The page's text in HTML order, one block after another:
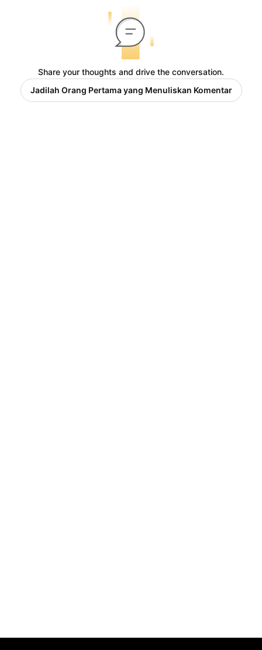
Share your thoughts and drive the conversation.
Jadilah Orang Pertama yang Menuliskan Komentar